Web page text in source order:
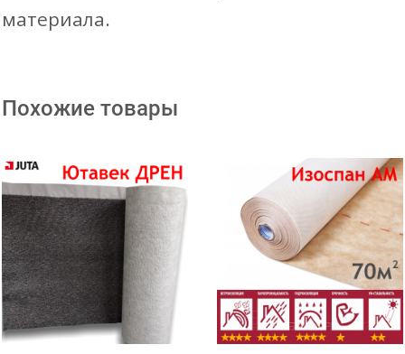
материала.
Похожие товары